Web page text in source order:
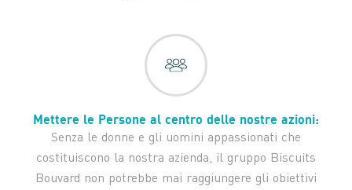
Mettere le Persone al centro delle nostre azioni:
Senza le donne e gli uomini appassionati che
costituiscono la nostra azienda, il gruppo Biscuits
Bouvard non potrebbe mai raggiungere gli obiettivi